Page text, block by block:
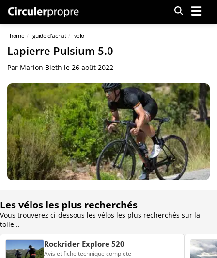
Menu
home guide d'achat vélo
Lapierre Pulsium 5.0
Par Marion Bieth le 26 août 2022
Les vélos les plus recherchés
Vous trouverez ci-dessous les vélos les plus recherchés sur la
toile...
Rockrider Explore 520
Avis et fiche technique complète